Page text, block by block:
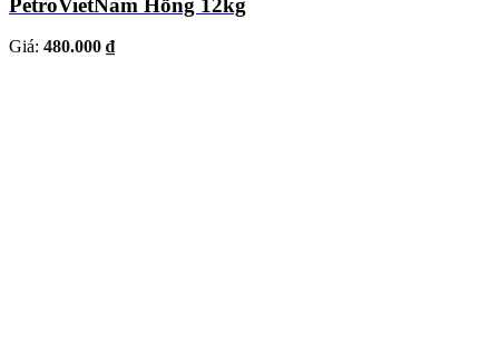
PetroVietNam Hồng 12kg
Giá: 480.000 ₫